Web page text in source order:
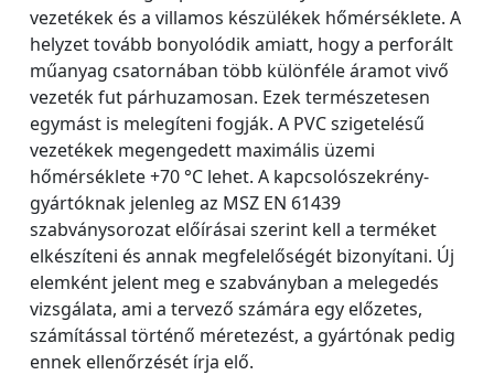
vezetékek és a villamos készülékek hőmérséklete. A
helyzet tovább bonyolódik amiatt, hogy a perforált
műanyag csatornában több különféle áramot vivő
vezeték fut párhuzamosan. Ezek természetesen
egymást is melegíteni fogják. A PVC szigetelésű
vezetékek megengedett maximális üzemi
hőmérséklete +70 °C lehet. A kapcsolószekrény-
gyártóknak jelenleg az MSZ EN 61439
szabványsorozat előírásai szerint kell a terméket
elkészíteni és annak megfelelőségét bizonyítani. Új
elemként jelent meg e szabványban a melegedés
vizsgálata, ami a tervező számára egy előzetes,
számítással történő méretezést, a gyártónak pedig
ennek ellenőrzését írja elő.